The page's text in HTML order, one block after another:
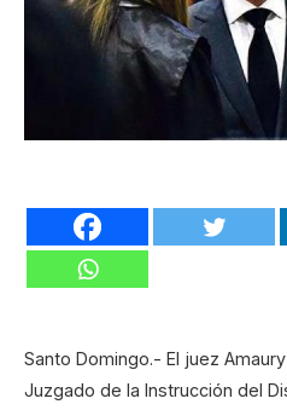
Santo Domingo.- El juez
Juzgado de la Instrucción del